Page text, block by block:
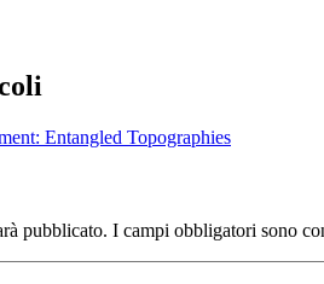
Entangled Topographies
pubblicato. I campi obbligatori sono